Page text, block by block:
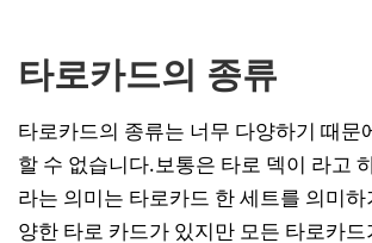
타로카드의 종류
타로카드의 종류는 너무 다양하기 때문
할 수 없습니다.보통은 타로 덱이 라고
라는 의미는 타로카드 한 세트를 의미
양한 타로 카드가 있지만 모든 타로카